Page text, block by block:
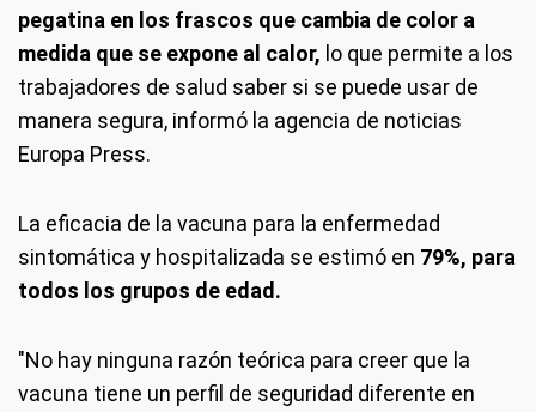
pegatina en los frascos que cambia de color a
medida que se expone al calor, lo que permite a los
trabajadores de salud saber si se puede usar de
manera segura, informó la agencia de noticias
Europa Press.
La eficacia de la vacuna para la enfermedad
sintomática y hospitalizada se estimó en 79%, para
todos los grupos de edad.
"No hay ninguna razón teórica para creer que la
vacuna tiene un perfil de seguridad diferente en